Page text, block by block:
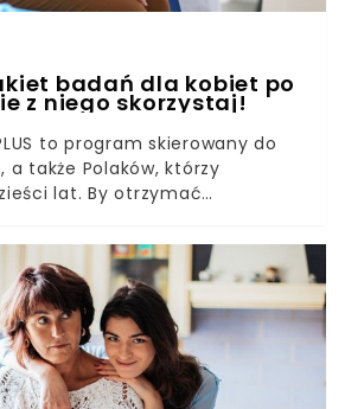
badań dla kobiet po
z niego skorzystaj!
to program skierowany do
a także Polaków, którzy
lat. By otrzymać
wykonuje się w punkcie
udział w programie. Co
40 PLUS miał już się
o jego przedłużeniu do
więc jeszcze z niego nie
to koniecznie. Warto.